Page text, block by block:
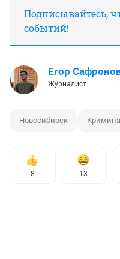
Подписывайтесь,
событий!
Егор
Журналист
Новосибирск
8 13